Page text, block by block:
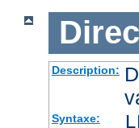
Description:
Syntaxe: